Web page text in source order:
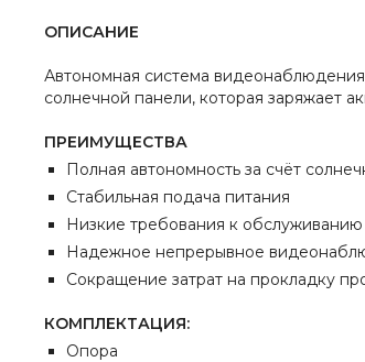
ОПИСАНИЕ
Автономная система
солнечной панели, которая заряжает
ПРЕИМУЩЕСТВА
Полная автономность за счёт
Стабильная подача питания
Низкие требования к обслуживанию
Надежное непрерывное
Сокращение затрат на прокладку
КОМПЛЕКТАЦИЯ:
Опора